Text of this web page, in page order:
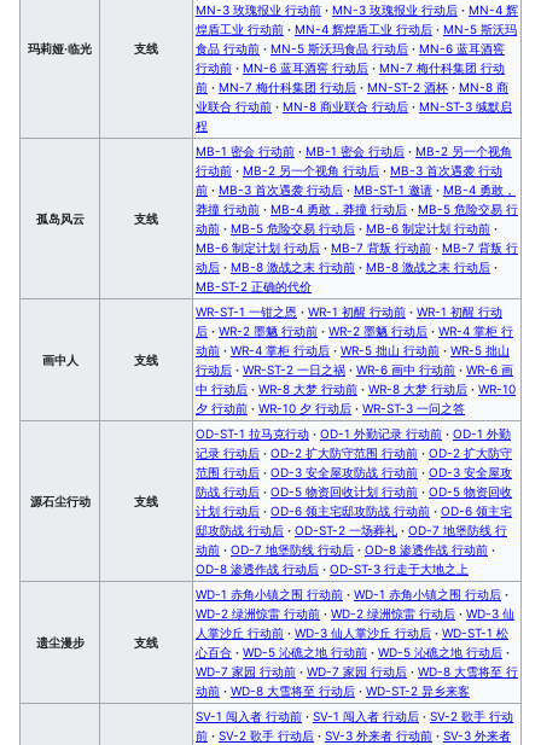
玛莉娅·临光 支线
MN-3 玫瑰报业 行动前 · MN-3 玫瑰报业 行动后 · MN-4 辉
煌盾工业 行动前 · MN-4 辉煌盾工业 行动后 · MN-5 斯沃玛
食品 行动前 · MN-5 斯沃玛食品 行动后 · MN-6 蓝耳酒窖
行动前 · MN-6 蓝耳酒窖 行动后 · MN-7 梅什科集团 行动
前 · MN-7 梅什科集团 行动后 · MN-ST-2 酒杯 · MN-8 商
业联合 行动前 · MN-8 商业联合 行动后 · MN-ST-3 缄默启
程
孤岛风云 支线
MB-1 密会 行动前 · MB-1 密会 行动后 · MB-2 另一个视角
行动前 · MB-2 另一个视角 行动后 · MB-3 首次遇袭 行动
前 · MB-3 首次遇袭 行动后 · MB-ST-1 邀请 · MB-4 勇敢，
莽撞 行动前 · MB-4 勇敢，莽撞 行动后 · MB-5 危险交易 行
动前 · MB-5 危险交易 行动后 · MB-6 制定计划 行动前 ·
MB-6 制定计划 行动后 · MB-7 背叛 行动前 · MB-7 背叛 行
动后 · MB-8 激战之末 行动前 · MB-8 激战之末 行动后 ·
MB-ST-2 正确的代价
画中人 支线
WR-ST-1 一钳之恩 · WR-1 初醒 行动前 · WR-1 初醒 行动
后 · WR-2 墨魉 行动前 · WR-2 墨魉 行动后 · WR-4 掌柜 行
动前 · WR-4 掌柜 行动后 · WR-5 拙山 行动前 · WR-5 拙山
行动后 · WR-ST-2 一日之祸 · WR-6 画中 行动前 · WR-6 画
中 行动后 · WR-8 大梦 行动前 · WR-8 大梦 行动后 · WR-10
夕 行动前 · WR-10 夕 行动后 · WR-ST-3 一问之答
源石尘行动 支线
OD-ST-1 拉马克行动 · OD-1 外勤记录 行动前 · OD-1 外勤
记录 行动后 · OD-2 扩大防守范围 行动前 · OD-2 扩大防守
范围 行动后 · OD-3 安全屋攻防战 行动前 · OD-3 安全屋攻
防战 行动后 · OD-5 物资回收计划 行动前 · OD-5 物资回收
计划 行动后 · OD-6 领主宅邸攻防战 行动前 · OD-6 领主宅
邸攻防战 行动后 · OD-ST-2 一场葬礼 · OD-7 地堡防线 行
动前 · OD-7 地堡防线 行动后 · OD-8 渗透作战 行动前 ·
OD-8 渗透作战 行动后 · OD-ST-3 行走于大地之上
遗尘漫步 支线
WD-1 赤角小镇之围 行动前 · WD-1 赤角小镇之围 行动后 ·
WD-2 绿洲惊雷 行动前 · WD-2 绿洲惊雷 行动后 · WD-3 仙
人掌沙丘 行动前 · WD-3 仙人掌沙丘 行动后 · WD-ST-1 松
心百合 · WD-5 沁礁之地 行动前 · WD-5 沁礁之地 行动后 ·
WD-7 家园 行动前 · WD-7 家园 行动后 · WD-8 大雪将至 行
动前 · WD-8 大雪将至 行动后 · WD-ST-2 异乡来客
SV-1 闯入者 行动前 · SV-1 闯入者 行动后 · SV-2 歌手 行动
前 · SV-2 歌手 行动后 · SV-3 外来者 行动前 · SV-3 外来者